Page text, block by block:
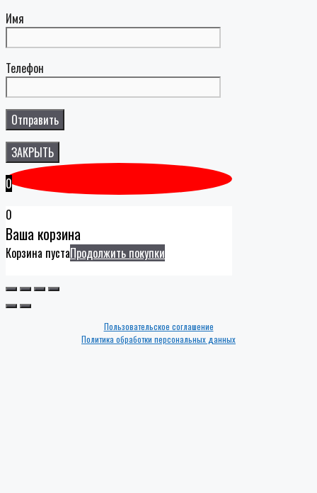
Имя
Телефон
ЗАКРЫТЬ
0
0
Ваша корзина
Корзина пустаПродолжить покупки
Пользовательское соглашение
Политика обработки персональных данных